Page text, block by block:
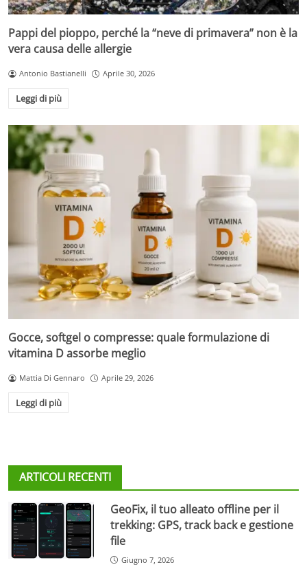
Pappi del pioppo, perché la “neve di primavera” non è la
vera causa delle allergie
Antonio Bastianelli Aprile 30, 2026
Leggi di più
Gocce, softgel o compresse: quale formulazione di
vitamina D assorbe meglio
Mattia Di Gennaro Aprile 29, 2026
Leggi di più
ARTICOLI RECENTI
GeoFix, il tuo alleato offline per il
trekking: GPS, track back e gestione
file
Giugno 7, 2026